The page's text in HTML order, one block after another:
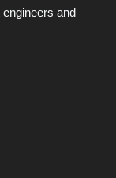
and